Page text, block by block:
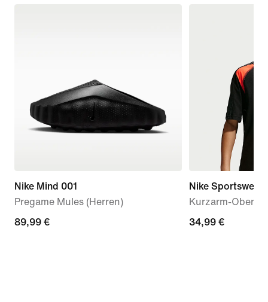
Nike Mind 001
Pregame Mules (Herren)
89,99 €
89,99 €
Nike Sportswear
Kurzarm-
34,99 €
34,99 €